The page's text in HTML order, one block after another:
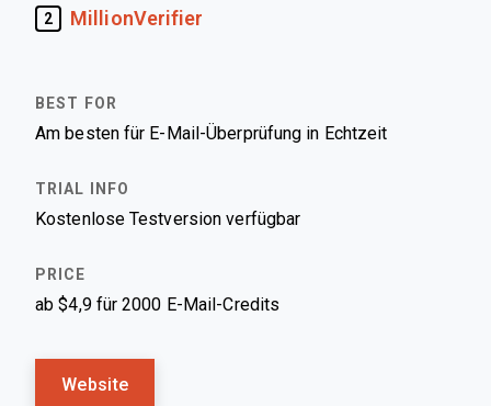
2 MillionVerifier
Am besten für E-Mail-Überprüfung in Echtzeit
Kostenlose Testversion verfügbar
ab $4,9 für 2000 E-Mail-Credits
Website